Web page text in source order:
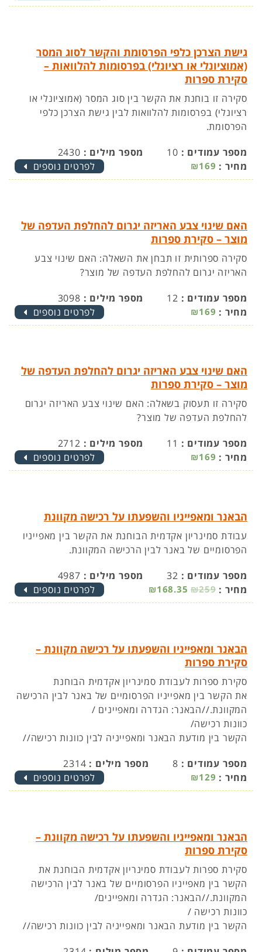
גישת הצרכן כלפי הפרסומת והקשר לסוג המסר
(אמוציונלי או רציונלי) בפרסומות להלוואות –
סקירת ספרות
סקירה זו בוחנת את הקשר בין סוג המסר (אמוציונלי או
רציונלי) בפרסומות להלוואות לבין גישת הצרכן כלפי
הפרסומת.
מספר עמודים : 10 מספר מילים : 2430
מחיר : ₪169 לפרטים נוספים
האם שינוי צבע האריזה יגרום להחלפת העדפה של
מוצר – סקירת ספרות
סקירה ספרותית זו תבחן את השאלה: האם שינוי צבע
האריזה יגרום להחלפת העדפה של מוצר?
מספר עמודים : 12 מספר מילים : 3098
מחיר : ₪169 לפרטים נוספים
האם שינוי צבע האריזה יגרום להחלפת העדפה של
מוצר – סקירת ספרות
סקירה זו תעסוק בשאלה: האם שינוי צבע האריזה יגרום
להחלפת העדפה של מוצר?
מספר עמודים : 11 מספר מילים : 2712
מחיר : ₪169 לפרטים נוספים
הבאנר ומאפייניו והשפעתו על רכישה מקוונת
עבודת סמינריון אקדמית הבוחנת את הקשר בין מאפייניו
הפרסומיים של באנר לבין הרכישה המקוונת.
מספר עמודים : 32 מספר מילים : 4987
מחיר : ₪259
₪168.35 לפרטים נוספים
הבאנר ומאפייניו והשפעתו על רכישה מקוונת –
סקירת ספרות
סקירת ספרות לעבודת סמינריון אקדמית הבוחנת
את הקשר בין מאפייניו הפרסומיים של באנר לבין הרכישה
המקוונת.//הבאנר: הגדרה ומאפיינים /
כוונות רכישה/
הקשר בין מודעת הבאנר ומאפייניה לבין כוונות רכישה//
מספר עמודים : 8 מספר מילים : 2314
מחיר : ₪129 לפרטים נוספים
הבאנר ומאפייניו והשפעתו על רכישה מקוונת –
סקירת ספרות
סקירת ספרות לעבודת סמינריון אקדמית הבוחנת את
הקשר בין מאפייניו הפרסומיים של באנר לבין הרכישה
המקוונת.//הבאנר: הגדרה ומאפיינים/
כוונות רכישה /
הקשר בין מודעת הבאנר ומאפייניה לבין כוונות רכישה//